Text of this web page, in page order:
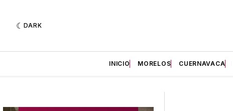
DARK
INICIO MORELOS CUERNAVACA